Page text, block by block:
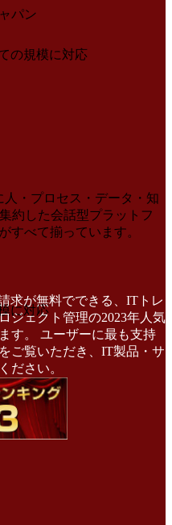
の規模に対応
パン
・プロセス・データ・知
約した会話型プラットフ
すべて揃っています。
に対応
求が無料でできる、ITトレ
ジェクト管理の2023年人気
す。 ユーザーに最も支持
ご覧いただき、IT製品・サ
ださい。